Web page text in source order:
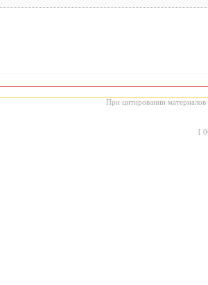
При цитировании материалов
[